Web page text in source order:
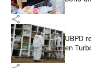
share
UBPD
en